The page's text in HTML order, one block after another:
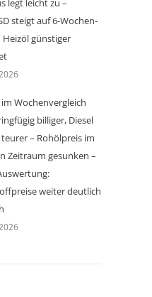
legt leicht zu –
steigt auf 6-Wochen-
Heizöl günstiger
Wochenvergleich
billiger, Diesel
– Rohölpreis im
Zeitraum gesunken –
weiter deutlich